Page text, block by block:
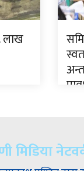
लाख
मिडिया